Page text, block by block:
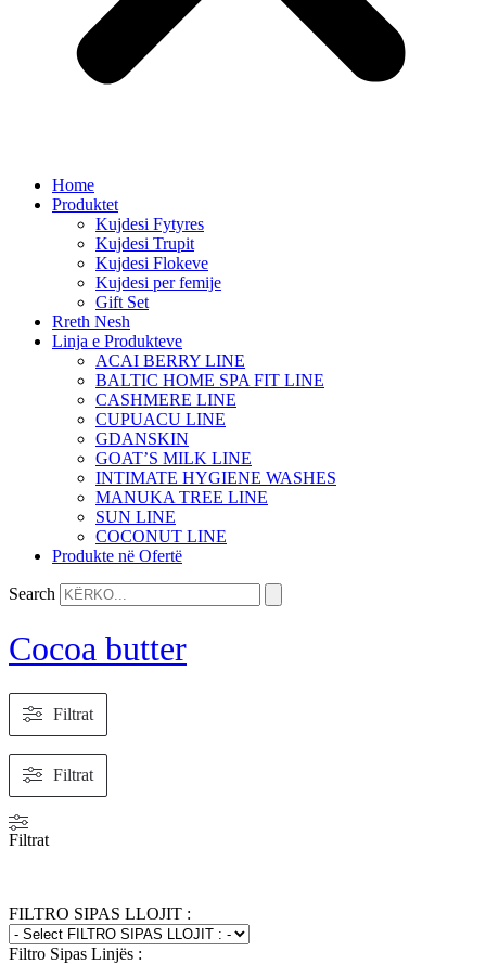
Home
Produktet
Kujdesi Fytyres
Kujdesi Trupit
Kujdesi Flokeve
Kujdesi per femije
Gift Set
Rreth Nesh
Linja e Produkteve
ACAI BERRY LINE
BALTIC HOME SPA FIT LINE
CASHMERE LINE
CUPUACU LINE
GDANSKIN
GOAT’S MILK LINE
INTIMATE HYGIENE WASHES
MANUKA TREE LINE
SUN LINE
COCONUT LINE
Produkte në Ofertë
Search
Cocoa butter
Filtrat
Filtrat
Filtrat
FILTRO SIPAS LLOJIT :
Filtro Sipas Linjës :